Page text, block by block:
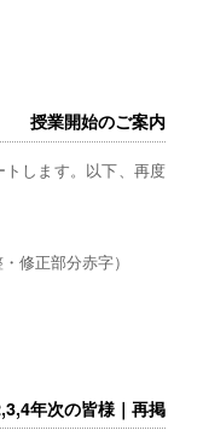
授業開始のご案内
します。以下、再度
・修正部分赤字）
年次の皆様｜再掲